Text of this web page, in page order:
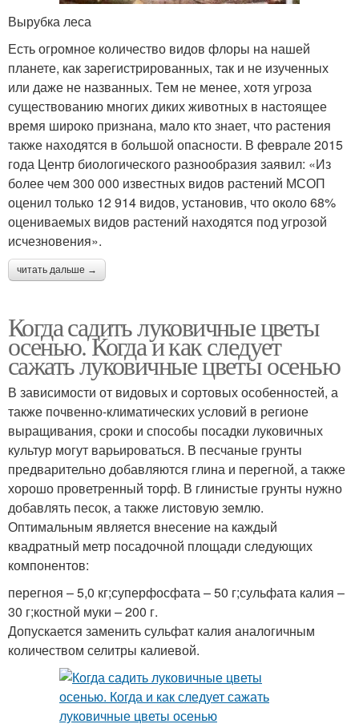
Вырубка леса
Есть огромное количество видов флоры на нашей
планете, как зарегистрированных, так и не изученных
или даже не названных. Тем не менее, хотя угроза
существованию многих диких животных в настоящее
время широко признана, мало кто знает, что растения
также находятся в большой опасности. В феврале 2015
года Центр биологического разнообразия заявил: «Из
более чем 300 000 известных видов растений МСОП
оценил только 12 914 видов, установив, что около 68%
оцениваемых видов растений находятся под угрозой
исчезновения».
читать дальше →
Когда садить луковичные цветы
осенью. Когда и как следует
сажать луковичные цветы осенью
В зависимости от видовых и сортовых особенностей, а
также почвенно-климатических условий в регионе
выращивания, сроки и способы посадки луковичных
культур могут варьироваться. В песчаные грунты
предварительно добавляются глина и перегной, а также
хорошо проветренный торф. В глинистые грунты нужно
добавлять песок, а также листовую землю.
Оптимальным является внесение на каждый
квадратный метр посадочной площади следующих
компонентов:
перегноя – 5,0 кг;суперфосфата – 50 г;сульфата калия –
30 г;костной муки – 200 г.
Допускается заменить сульфат калия аналогичным
количеством селитры калиевой.